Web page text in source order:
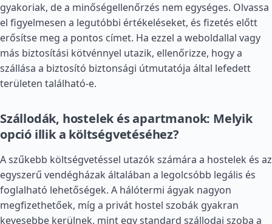
gyakoriak, de a minőségellenőrzés nem egységes. Olvassa
el figyelmesen a legutóbbi értékeléseket, és fizetés előtt
erősítse meg a pontos címet. Ha ezzel a weboldallal vagy
más biztosítási kötvénnyel utazik, ellenőrizze, hogy a
szállása a biztosító biztonsági útmutatója által lefedett
területen található-e.
Szállodák, hostelek és apartmanok: Melyik
opció illik a költségvetéséhez?
A szűkebb költségvetéssel utazók számára a hostelek és az
egyszerű vendégházak általában a legolcsóbb legális és
foglalható lehetőségek. A hálótermi ágyak nagyon
megfizethetőek, míg a privát hostel szobák gyakran
kevesebbe kerülnek, mint egy standard szállodai szoba a